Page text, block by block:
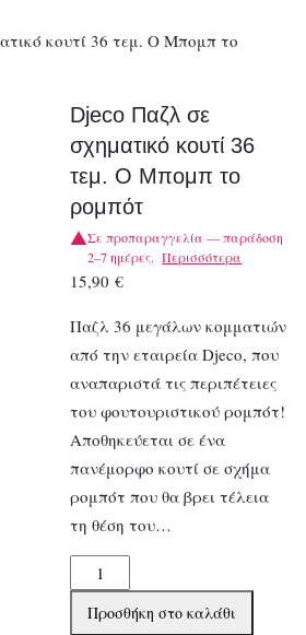
κουτί 36 τεμ. Ο Μπομπ το
Djeco Παζλ σε
σχηματικό κουτί 36
τεμ. Ο Μπομπ το
ρομπότ
Σε προπαραγγελία — παράδοση
2–7 ημέρες. Περισσότερα
15,90€
Παζλ 36 μεγάλων κομματιών
από την εταιρεία Djeco, που
αναπαριστά τις περιπέτειες
του φουτουριστικού ρομπότ!
Αποθηκεύεται σε ένα
πανέμορφο κουτί σε σχήμα
ρομπότ που θα βρει τέλεια
τη θέση του…
Djeco
Παζλ
Προσθήκη στο καλάθι